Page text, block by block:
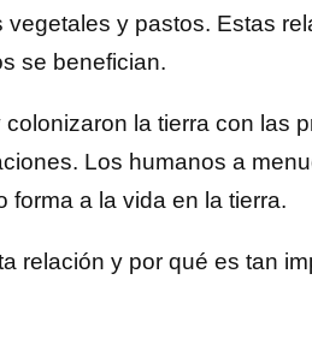
y pastos. Estas
se benefician.
colonizaron la tierra con las
Los humanos a
a la vida en la tierra.
relación y por qué es tan